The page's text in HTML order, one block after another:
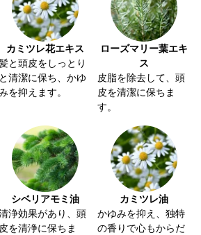
カミツレ花エキス
と頭皮をしっとり
と清潔に保ち、かゆ
を抑えます。
ローズマリー葉エキ
ス
皮脂を除去して、頭
皮を清潔に保ちま
す。
シベリアモミ油
浄効果があり、頭
皮を清浄に保ちま
カミツレ油
かゆみを抑え、独特
の香りで心もからだ